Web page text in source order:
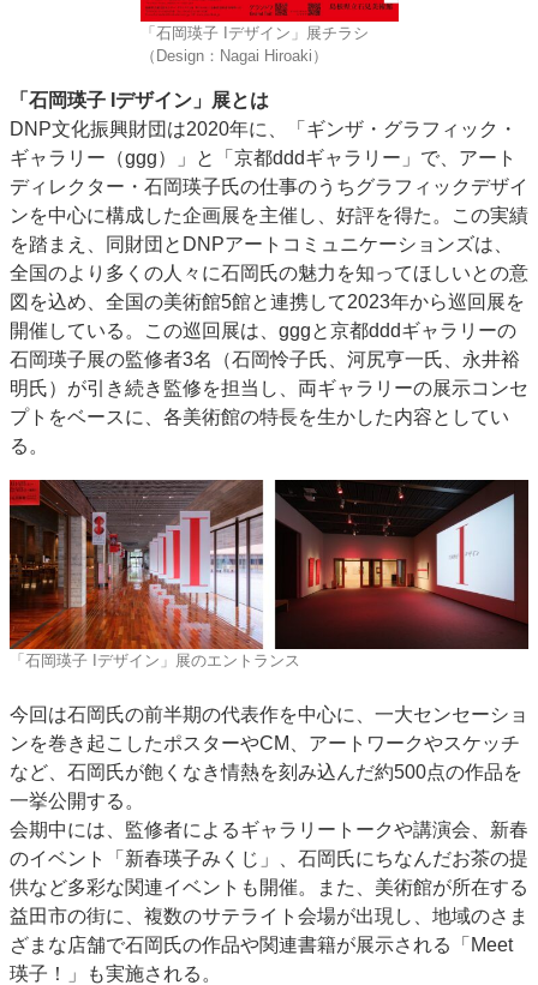
「石岡瑛子 Iデザイン」展チラシ
（Design：Nagai Hiroaki）
「石岡瑛子 Iデザイン」展とは
DNP文化振興財団は2020年に、「ギンザ・グラフィック・
ギャラリー（ggg）」と「京都dddギャラリー」で、アート
ディレクター・石岡瑛子氏の仕事のうちグラフィックデザイ
ンを中心に構成した企画展を主催し、好評を得た。この実績
を踏まえ、同財団とDNPアートコミュニケーションズは、
全国のより多くの人々に石岡氏の魅力を知ってほしいとの意
図を込め、全国の美術館5館と連携して2023年から巡回展を
開催している。この巡回展は、gggと京都dddギャラリーの
石岡瑛子展の監修者3名（石岡怜子氏、河尻亨一氏、永井裕
明氏）が引き続き監修を担当し、両ギャラリーの展示コンセ
プトをベースに、各美術館の特長を生かした内容としてい
る。
「石岡瑛子 Iデザイン」展のエントランス
今回は石岡氏の前半期の代表作を中心に、一大センセーショ
ンを巻き起こしたポスターやCM、アートワークやスケッチ
など、石岡氏が飽くなき情熱を刻み込んだ約500点の作品を
一挙公開する。
会期中には、監修者によるギャラリートークや講演会、新春
のイベント「新春瑛子みくじ」、石岡氏にちなんだお茶の提
供など多彩な関連イベントも開催。また、美術館が所在する
益田市の街に、複数のサテライト会場が出現し、地域のさま
ざまな店舗で石岡氏の作品や関連書籍が展示される「Meet
瑛子！」も実施される。